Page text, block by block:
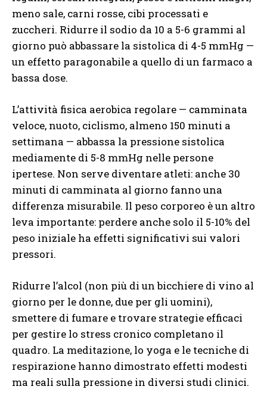
meno sale, carni rosse, cibi processati e
zuccheri. Ridurre il sodio da 10 a 5-6 grammi al
giorno può abbassare la sistolica di 4-5 mmHg —
un effetto paragonabile a quello di un farmaco a
bassa dose.
L’attività fisica aerobica regolare — camminata
veloce, nuoto, ciclismo, almeno 150 minuti a
settimana — abbassa la pressione sistolica
mediamente di 5-8 mmHg nelle persone
ipertese. Non serve diventare atleti: anche 30
minuti di camminata al giorno fanno una
differenza misurabile. Il peso corporeo è un altro
leva importante: perdere anche solo il 5-10% del
peso iniziale ha effetti significativi sui valori
pressori.
Ridurre l’alcol (non più di un bicchiere di vino al
giorno per le donne, due per gli uomini),
smettere di fumare e trovare strategie efficaci
per gestire lo stress cronico completano il
quadro. La meditazione, lo yoga e le tecniche di
respirazione hanno dimostrato effetti modesti
ma reali sulla pressione in diversi studi clinici.